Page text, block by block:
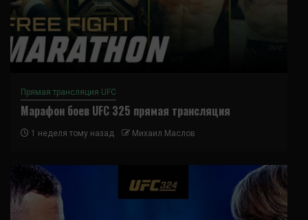
Прямая трансляция UFC
Марафон боев UFC 325 прямая трансляция
1 неделя тому назад Михаил Маслов